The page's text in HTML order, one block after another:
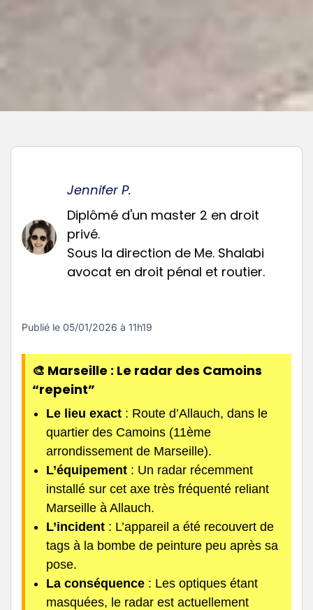
Jennifer P.
Diplômé d'un master 2 en droit
privé.
Sous la direction de Me. Shalabi
avocat en droit pénal et routier.
Publié le 05/01/2026 à 11h19
🎨 Marseille : Le radar des Camoins
“repeint”
Le lieu exact : Route d’Allauch, dans le
quartier des Camoins (11ème
arrondissement de Marseille).
L’équipement : Un radar récemment
installé sur cet axe très fréquenté reliant
Marseille à Allauch.
L’incident : L’appareil a été recouvert de
tags à la bombe de peinture peu après sa
pose.
La conséquence : Les optiques étant
masquées, le radar est actuellement